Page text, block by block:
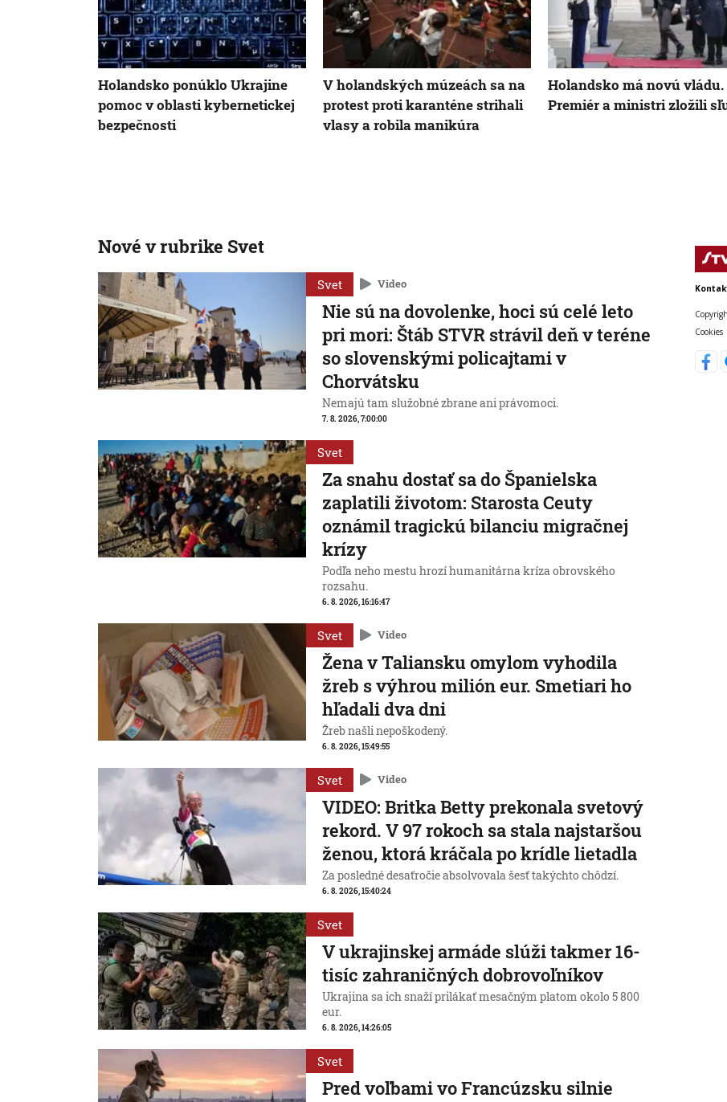
Holandsko ponúklo Ukrajine
pomoc v oblasti kybernetickej
bezpečnosti
V holandských múzeách sa na
protest proti karanténe strihali
vlasy a robila manikúra
Holandsko má novú vládu.
Premiér a ministri zložili
Nové v rubrike Svet
Svet Video
Nie sú na dovolenke, hoci sú celé leto
pri mori: Štáb STVR strávil deň v teréne
so slovenskými policajtami v
Chorvátsku
Nemajú tam služobné zbrane ani právomoci.
7. 8. 2026, 7:00:00
Svet
Za snahu dostať sa do Španielska
zaplatili životom: Starosta Ceuty
oznámil tragickú bilanciu migračnej
krízy
Podľa neho mestu hrozí humanitárna kríza obrovského
rozsahu.
6. 8. 2026, 16:16:47
Svet Video
Žena v Taliansku omylom vyhodila
žreb s výhrou milión eur. Smetiari ho
hľadali dva dni
Žreb našli nepoškodený.
6. 8. 2026, 15:49:55
Svet Video
VIDEO: Britka Betty prekonala svetový
rekord. V 97 rokoch sa stala najstaršou
ženou, ktorá kráčala po krídle lietadla
Za posledné desaťročie absolvovala šesť takýchto chôdzí.
6. 8. 2026, 15:40:24
Svet
V ukrajinskej armáde slúži takmer 16-
tisíc zahraničných dobrovoľníkov
Ukrajina sa ich snaží prilákať mesačným platom okolo 5 800
eur.
6. 8. 2026, 14:26:05
Svet
Pred voľbami vo Francúzsku silnie
Cookies